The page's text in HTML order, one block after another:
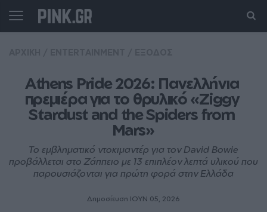
Athens Pride 2026: Πανελλήνια
πρεμιέρα για το θρυλικό «Ziggy
Stardust and the Spiders from
Mars»
Το εμβληματικό ντοκιμαντέρ για τον David Bowie
προβάλλεται στο Ζάππειο με 13 επιπλέον λεπτά υλικού που
παρουσιάζονται για πρώτη φορά στην Ελλάδα
Δημοσίευση ΙΟΥΝ 05, 2026